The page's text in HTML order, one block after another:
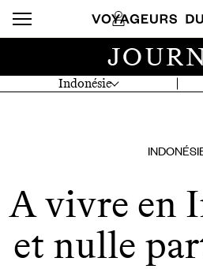
Indonésie
A vivre en
et nulle